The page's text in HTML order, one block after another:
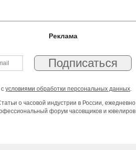
Реклама
условиями обработки персональных данных.
о часовой индустрии в России, ежедневно
форум часовщиков и ювелиров